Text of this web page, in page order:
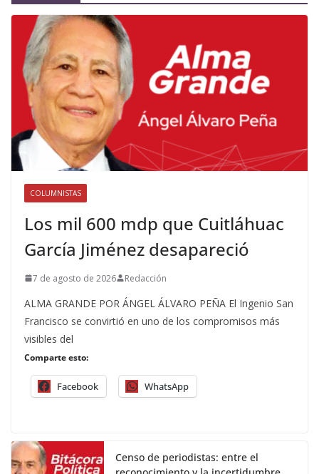
COLUMNISTAS
Los mil 600 mdp que Cuitláhuac
García Jiménez desapareció
7 de agosto de 2026 Redacción
ALMA GRANDE POR ÁNGEL ÁLVARO PEÑA El Ingenio San
Francisco se convirtió en uno de los compromisos más
visibles del
Comparte esto:
Facebook WhatsApp
Censo de periodistas: entre el